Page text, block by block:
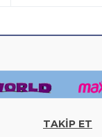
TAKİP ET